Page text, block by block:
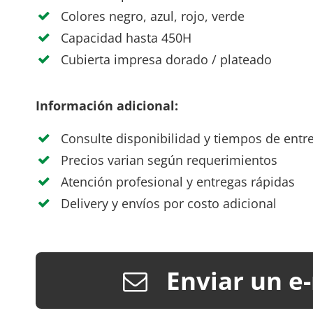
Colores negro, azul, rojo, verde
Capacidad hasta 450H
Cubierta impresa dorado / plateado
Información adicional:
Consulte disponibilidad y tiempos de
Precios varian según requerimientos
Atención profesional y entregas rápidas
Delivery y envíos por costo adicional
Enviar un